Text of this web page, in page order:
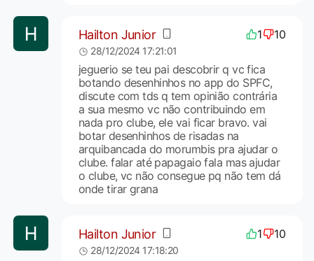
Hailton Junior 1 10
28/12/2024 17:21:01
jeguerio se teu pai descobrir q vc fica
botando desenhinhos no app do SPFC,
discute com tds q tem opinião contrária
a sua mesmo vc não contribuindo em
nada pro clube, ele vai ficar bravo. vai
botar desenhinhos de risadas na
arquibancada do morumbis pra ajudar o
clube. falar até papagaio fala mas ajudar
o clube, vc não consegue pq não tem dá
onde tirar grana
Hailton Junior 1 10
28/12/2024 17:18:20